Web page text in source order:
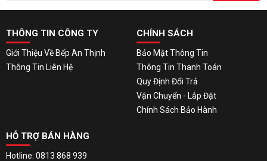
THÔNG TIN CÔNG TY
Giới Thiệu Về Bếp An Thịnh
Thông Tin Liên Hệ
CHÍNH SÁCH
Bảo Mật Thông Tin
Thông Tin Thanh Toán
Quy Định Đổi Trả
Vận Chuyển - Lắp Đặt
Chính Sách Bảo Hành
HỖ TRỢ BÁN HÀNG
Hotline: 0813 868 939